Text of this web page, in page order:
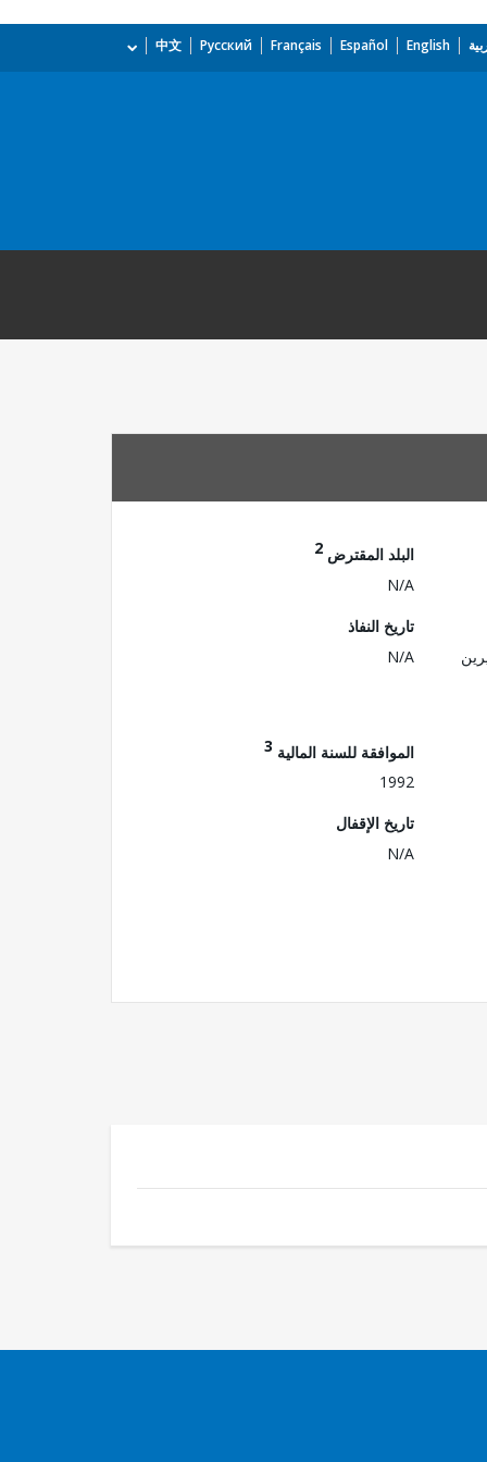
English
Español
Français
Русский
中文
البلد المقترض 2
N/A
تاريخ النفاذ
N/A
الموافقة للسنة المالية 3
1992
تاريخ الإقفال
N/A